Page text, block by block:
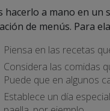
hacerlo a mano en un
de menús. Para
Piensa en las recetas
Considera las comidas
Puede que en algunos
Establece un día